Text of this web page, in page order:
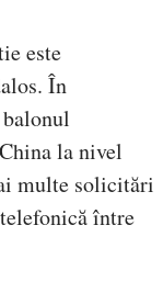
este
În
la nivel
multe solicitări
între